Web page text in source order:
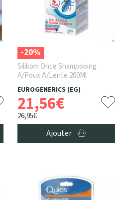
-20%
Silikom Once Shampooing
A/Poux A/Lente 200Ml
EUROGENERICS (EG)
21,56€
26,95€
Ajouter